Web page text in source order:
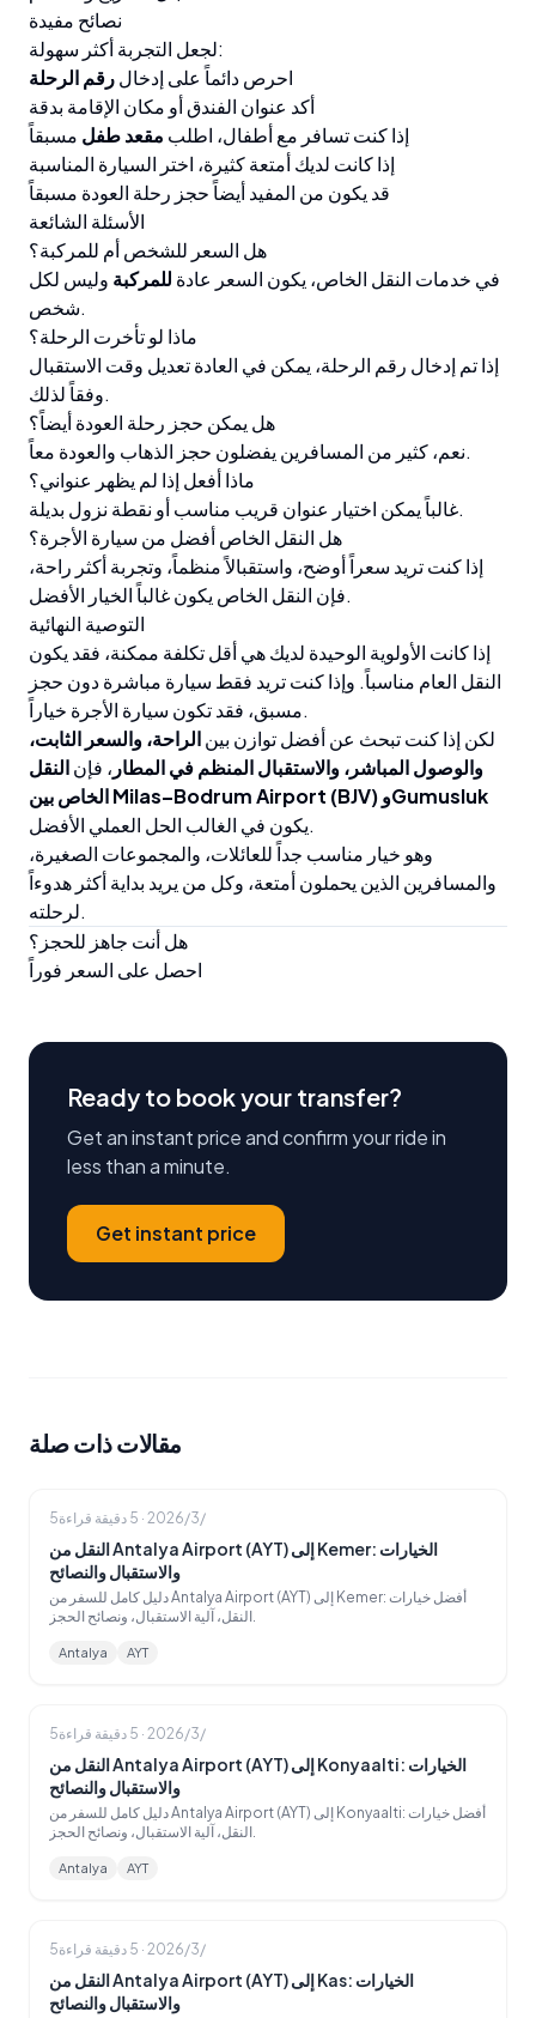
نصائح مفيدة
لجعل التجربة أكثر سهولة:
احرص دائماً على إدخالرقم الرحلة
أكد عنوان الفندق أو مكان الإقامة بدقة
إذا كنت تسافر مع أطفال، اطلب مقعد طفل مسبقاً
إذا كانت لديك أمتعة كثيرة، اختر السيارة المناسبة
قد يكون من المفيد أيضاً حجز رحلة العودة مسبقاً
الأسئلة الشائعة
هل السعر للشخص أم للمركبة؟
في خدمات النقل الخاص، يكون السعر عادة للمركبة وليس لكل
شخص.
ماذا لو تأخرت الرحلة؟
إذا تم إدخال رقم الرحلة، يمكن في العادة تعديل وقت الاستقبال
وفقاً لذلك.
هل يمكن حجز رحلة العودة أيضاً؟
نعم، كثير من المسافرين يفضلون حجز الذهاب والعودة معاً.
ماذا أفعل إذا لم يظهر عنواني؟
غالباً يمكن اختيار عنوان قريب مناسب أو نقطة نزول بديلة.
هل النقل الخاص أفضل من سيارة الأجرة؟
إذا كنت تريد سعراً أوضح، واستقبالاً منظماً، وتجربة أكثر راحة،
فإن النقل الخاص يكون غالباً الخيار الأفضل.
التوصية النهائية
إذا كانت الأولوية الوحيدة لديك هي أقل تكلفة ممكنة، فقد يكون
النقل العام مناسباً. وإذا كنت تريد فقط سيارة مباشرة دون حجز
مسبق، فقد تكون سيارة الأجرة خياراً.
لكن إذا كنت تبحث عن أفضل توازن بينالراحة، والسعر الثابت،
والوصول المباشر، والاستقبال المنظم في المطار ، فإنالنقل
الخاص بين Milas–Bodrum Airport (BJV) وGumusluk
يكون في الغالب الحل العملي الأفضل.
وهو خيار مناسب جداً للعائلات، والمجموعات الصغيرة،
والمسافرين الذين يحملون أمتعة، وكل من يريد بداية أكثر هدوءاً
لرحلته.
هل أنت جاهز للحجز؟
احصل على السعر فوراً
Ready to book your transfer?
Get an instant price and confirm your ride in
less than a minute.
Get instant price
مقالات ذات صلة
5‏/3‏/2026
·
5 دقيقة قراءة
النقل من Antalya Airport (AYT) إلى Kemer: الخيارات
والاستقبال والنصائح
دليل كامل للسفر من Antalya Airport (AYT) إلى Kemer: أفضل خيارات
النقل، آلية الاستقبال، ونصائح الحجز.
Antalya AYT
5‏/3‏/2026
·
5 دقيقة قراءة
النقل من Antalya Airport (AYT) إلى Konyaalti: الخيارات
والاستقبال والنصائح
دليل كامل للسفر من Antalya Airport (AYT) إلى Konyaalti: أفضل خيارات
النقل، آلية الاستقبال، ونصائح الحجز.
Antalya AYT
5‏/3‏/2026
·
5 دقيقة قراءة
النقل من Antalya Airport (AYT) إلى Kas: الخيارات
والاستقبال والنصائح